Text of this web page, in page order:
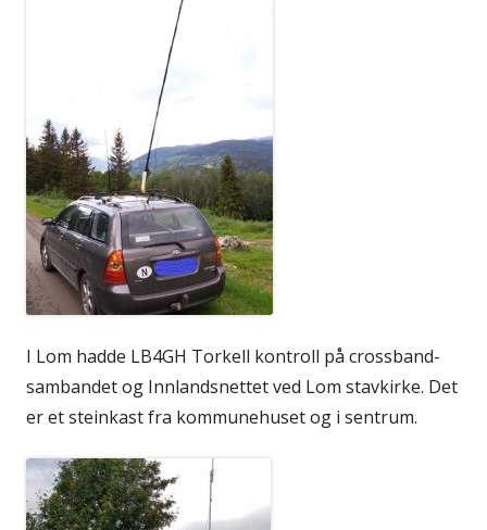
I Lom hadde LB4GH Torkell kontroll på crossband-
sambandet og Innlandsnettet ved Lom stavkirke. Det
er et steinkast fra kommunehuset og i sentrum.